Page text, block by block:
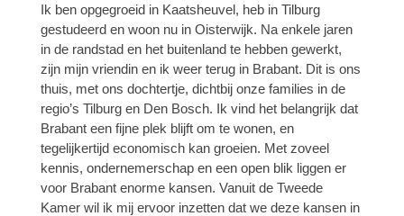
Ik ben opgegroeid in Kaatsheuvel, heb in Tilburg
gestudeerd en woon nu in Oisterwijk. Na enkele jaren
in de randstad en het buitenland te hebben gewerkt,
zijn mijn vriendin en ik weer terug in Brabant. Dit is ons
thuis, met ons dochtertje, dichtbij onze families in de
regio’s Tilburg en Den Bosch. Ik vind het belangrijk dat
Brabant een fijne plek blijft om te wonen, en
tegelijkertijd economisch kan groeien. Met zoveel
kennis, ondernemerschap en een open blik liggen er
voor Brabant enorme kansen. Vanuit de Tweede
Kamer wil ik mij ervoor inzetten dat we deze kansen in